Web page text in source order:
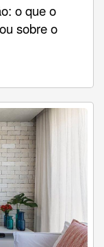
o que o
sobre o